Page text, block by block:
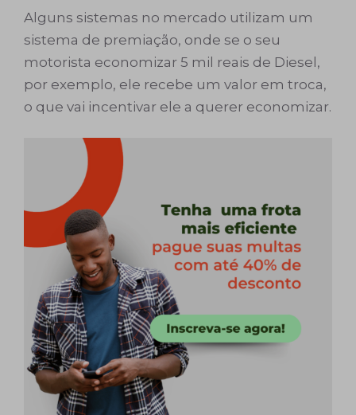
Alguns sistemas no mercado utilizam um
sistema de premiação, onde se o seu
motorista economizar 5 mil reais de Diesel,
por exemplo, ele recebe um valor em troca,
o que vai incentivar ele a querer economizar.